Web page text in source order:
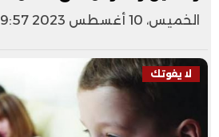
الخميس، 10 أغسطس 2023 09:57 ص
لا يفوتك